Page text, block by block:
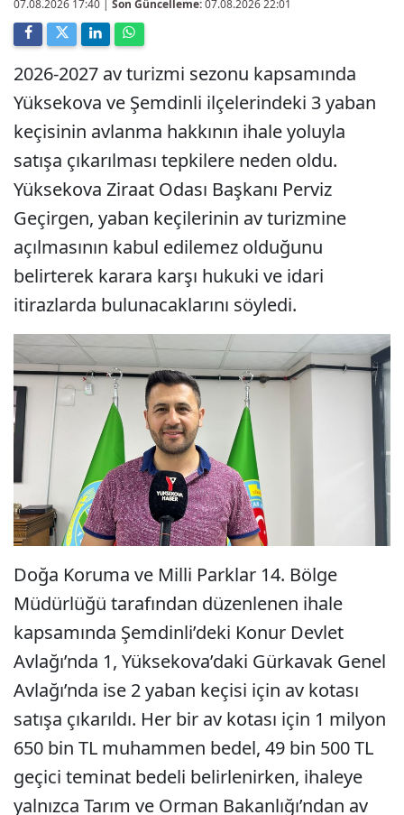
07.08.2026 17:40 | Son Güncelleme:07.08.2026 22:01
2026-2027 av turizmi sezonu kapsamında
Yüksekova ve Şemdinli ilçelerindeki 3 yaban
keçisinin avlanma hakkının ihale yoluyla
satışa çıkarılması tepkilere neden oldu.
Yüksekova Ziraat Odası Başkanı Perviz
Geçirgen, yaban keçilerinin av turizmine
açılmasının kabul edilemez olduğunu
belirterek karara karşı hukuki ve idari
itirazlarda bulunacaklarını söyledi.
Doğa Koruma ve Milli Parklar 14. Bölge
Müdürlüğü tarafından düzenlenen ihale
kapsamında Şemdinli’deki Konur Devlet
Avlağı’nda 1, Yüksekova’daki Gürkavak Genel
Avlağı’nda ise 2 yaban keçisi için av kotası
satışa çıkarıldı. Her bir av kotası için 1 milyon
650 bin TL muhammen bedel, 49 bin 500 TL
geçici teminat bedeli belirlenirken, ihaleye
yalnızca Tarım ve Orman Bakanlığı’ndan av